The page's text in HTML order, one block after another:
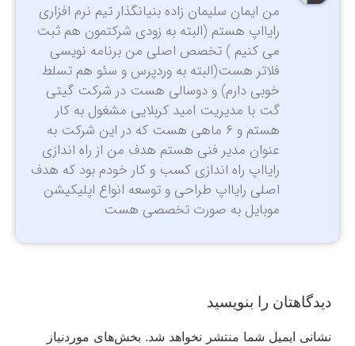
من ایمان سلیمان زاده بنیانگذار تیم نرم افزاری
رایااپ هستم (البته به زودی شرکتمون هم ثبت
می کنیم ) تخصص اصلی من برنامه نویسی
فلاتر هست(البته به وردپرس و سئو هم تسلط
خوبی دارم) و دوسالی هست در شرکت گیتی
گت با مدیریت امید کربلایی مشغول به کار
هستم و ۶ ماهی هست که در این شرکت به
عنوان مدیر فنی هستم هدف من از راه اندازی
رایااپ راه اندازی کسب و کار خودم بود که هدف
اصلی رایااپ طراحی و توسعه انواع اپلیکیشن
موبایل به صورت تخصصی هست
دیدگاهتان را بنویسید
نشانی ایمیل شما منتشر نخواهد شد. بخش‌های موردنیاز